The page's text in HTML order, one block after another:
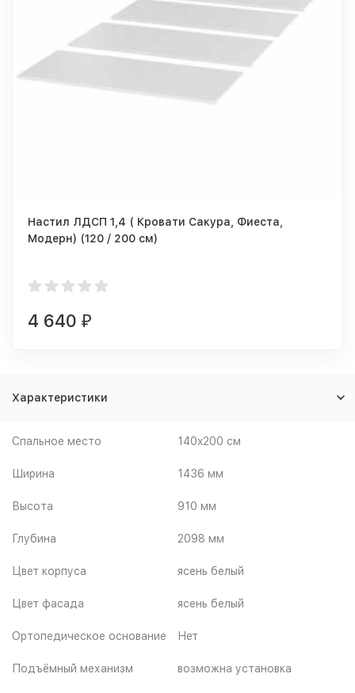
Настил ЛДСП 1,4 ( Кровати Сакура, Фиеста,
Модерн) (120 / 200 см)
4 640 ₽
Характеристики
Спальное место 140x200 см
Ширина 1436 мм
Высота 910 мм
Глубина 2098 мм
Цвет корпуса ясень белый
Цвет фасада ясень белый
Ортопедическое основание Нет
Подъёмный механизм возможна установка